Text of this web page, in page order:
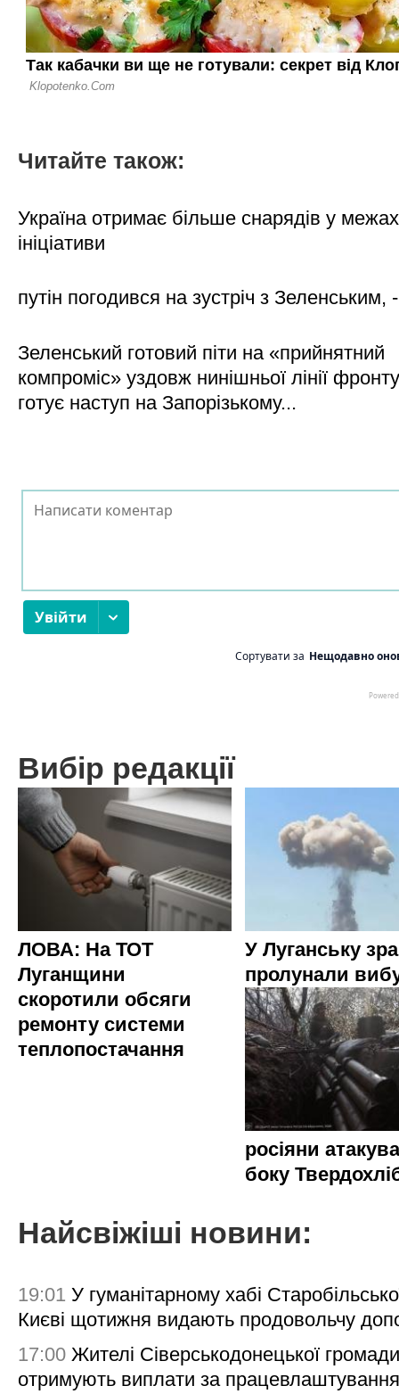
Читайте також:
Україна отримає більше снарядів у межах
ініціативи
путін погодився на зустріч з Зеленським,
Зеленський готовий піти на «прийнятний
компроміс» уздовж нинішньої лінії
готує наступ на Запорізькому...
Вибір редакції
ЛОВА: На ТОТ
Луганщини
скоротили обсяги
ремонту системи
теплопостачання
У Луганську
пролунали
росіяни
боку
Найсвіжіші новини:
19:01 У гуманітарному хабі
Києві щотижня видають продовольчу
17:00 Жителі Сіверськодонецької
отримують виплати за